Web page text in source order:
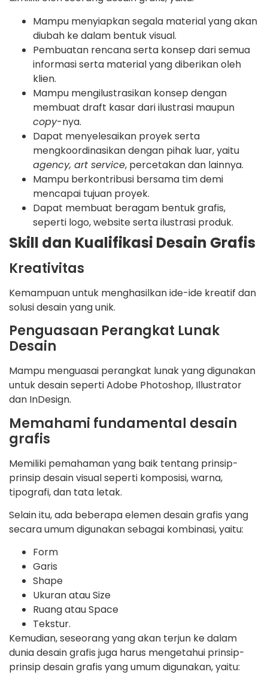
Mampu menyiapkan segala material yang akan
diubah ke dalam bentuk visual.
Pembuatan rencana serta konsep dari semua
informasi serta material yang diberikan oleh
klien.
Mampu mengilustrasikan konsep dengan
membuat draft kasar dari ilustrasi maupun
copy-nya.
Dapat menyelesaikan proyek serta
mengkoordinasikan dengan pihak luar, yaitu
agency, art service, percetakan dan lainnya.
Mampu berkontribusi bersama tim demi
mencapai tujuan proyek.
Dapat membuat beragam bentuk grafis,
seperti logo, website serta ilustrasi produk.
Skill dan Kualifikasi Desain Grafis
Kreativitas
Kemampuan untuk menghasilkan ide-ide kreatif dan
solusi desain yang unik.
Penguasaan Perangkat Lunak
Desain
Mampu menguasai perangkat lunak yang digunakan
untuk desain seperti Adobe Photoshop, Illustrator
dan InDesign.
Memahami fundamental desain
grafis
Memiliki pemahaman yang baik tentang prinsip-
prinsip desain visual seperti komposisi, warna,
tipografi, dan tata letak.
Selain itu, ada beberapa elemen desain grafis yang
secara umum digunakan sebagai kombinasi, yaitu:
Form
Garis
Shape
Ukuran atau Size
Ruang atau Space
Tekstur.
Kemudian, seseorang yang akan terjun ke dalam
dunia desain grafis juga harus mengetahui prinsip-
prinsip desain grafis yang umum digunakan, yaitu: